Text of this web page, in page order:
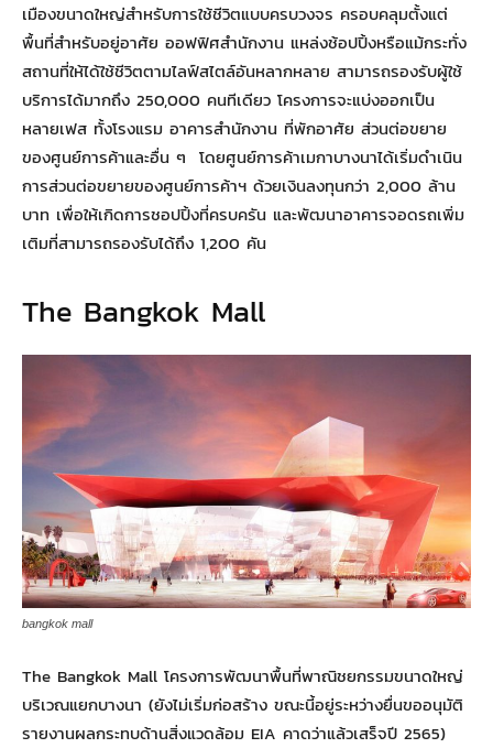
เมืองขนาดใหญ่สำหรับการใช้ชีวิตแบบครบวงจร ครอบคลุมตั้งแต่
พื้นที่สำหรับอยู่อาศัย ออฟฟิศสำนักงาน แหล่งช้อปปิ้งหรือแม้กระทั่ง
สถานที่ให้ได้ใช้ชีวิตตามไลฟ์สไตล์อันหลากหลาย สามารถรองรับผู้ใช้
บริการได้มากถึง 250,000 คนทีเดียว โครงการจะแบ่งออกเป็น
หลายเฟส ทั้งโรงแรม อาคารสำนักงาน ที่พักอาศัย ส่วนต่อขยาย
ของศูนย์การค้าและอื่น ๆ โดยศูนย์การค้าเมกาบางนาได้เริ่มดำเนิน
การส่วนต่อขยายของศูนย์การค้าฯ ด้วยเงินลงทุนกว่า 2,000 ล้าน
บาท เพื่อให้เกิดการชอปปิ้งที่ครบครัน และพัฒนาอาคารจอดรถเพิ่ม
เติมที่สามารถรองรับได้ถึง 1,200 คัน
The Bangkok Mall
bangkok mall
The Bangkok Mall โครงการพัฒนาพื้นที่พาณิชยกรรมขนาดใหญ่
บริเวณแยกบางนา (ยังไม่เริ่มก่อสร้าง ขณะนี้อยู่ระหว่างยื่นขออนุมัติ
รายงานผลกระทบด้านสิ่งแวดล้อม EIA คาดว่าแล้วเสร็จปี 2565)